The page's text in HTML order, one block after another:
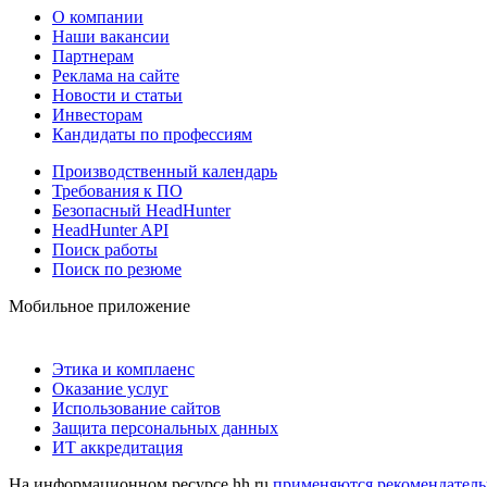
О компании
Наши вакансии
Партнерам
Реклама на сайте
Новости и статьи
Инвесторам
Кандидаты по профессиям
Производственный календарь
Требования к ПО
Безопасный HeadHunter
HeadHunter API
Поиск работы
Поиск по резюме
Мобильное приложение
Этика и комплаенс
Оказание услуг
Использование сайтов
Защита персональных данных
ИТ аккредитация